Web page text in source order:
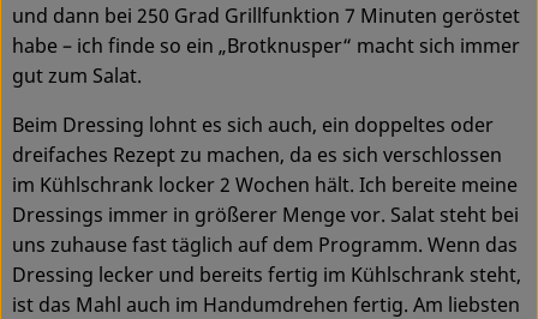
Service
und dann bei 250 Grad Grillfunktion 7 Minuten geröstet
habe – ich finde so ein „Brotknusper“ macht sich immer
gut zum Salat.
Beim Dressing lohnt es sich auch, ein doppeltes oder
dreifaches Rezept zu machen, da es sich verschlossen
im Kühlschrank locker 2 Wochen hält. Ich bereite meine
Dressings immer in größerer Menge vor. Salat steht bei
uns zuhause fast täglich auf dem Programm. Wenn das
Dressing lecker und bereits fertig im Kühlschrank steht,
ist das Mahl auch im Handumdrehen fertig. Am liebsten